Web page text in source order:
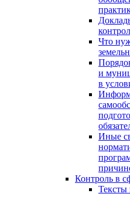
Что
и
в
Иные
Контроль в
Тексты